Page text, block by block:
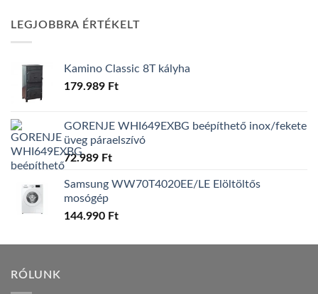
157.990 Ft.
LEGJOBBRA ÉRTÉKELT
Kamino Classic 8T kályha
179.989 Ft
GORENJE WHI649EXBG beépíthető inox/fekete
üveg páraelszívó
72.989 Ft
Samsung WW70T4020EE/LE Elöltöltős
mosógép
144.990 Ft
RÓLUNK